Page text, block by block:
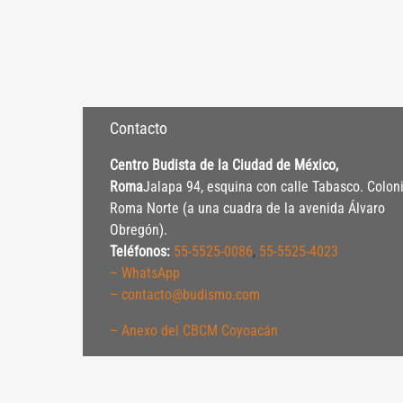
Contacto
Centro Budista de la Ciudad de México,
RomaJalapa 94, esquina con calle Tabasco.
Roma Norte (a una cuadra de la avenida Álvaro
Obregón).
Teléfonos: 55-5525-0086, 55-5525-4023
– WhatsApp
– contacto@budismo.com
– Anexo del CBCM Coyoacán